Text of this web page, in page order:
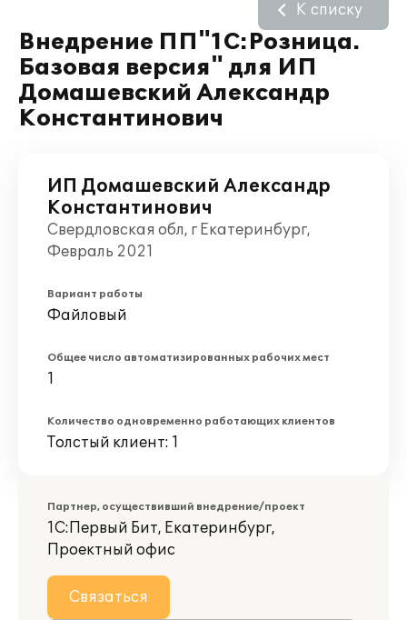
Внедрение ПП"1С:Розница.
Базовая версия" для ИП
Домашевский Александр
Константинович
К списку
ИП Домашевский Александр
Константинович
Свердловская обл, г Екатеринбург,
Февраль 2021
Вариант работы
Файловый
Общее число автоматизированных рабочих мест
1
Количество одновременно работающих клиентов
Толстый клиент: 1
Партнер, осуществивший внедрение/проект
1С:Первый Бит, Екатеринбург,
Проектный офис
Связаться